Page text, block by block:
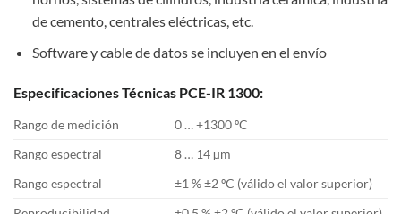
de cemento, centrales eléctricas, etc.
Software y cable de datos se incluyen en el envío
Especificaciones Técnicas PCE-IR 1300:
Rango de medición
0 … +1300 ºC
Rango espectral
8 … 14 µm
Rango espectral
±1 % ±2 ºC (válido el valor superior)